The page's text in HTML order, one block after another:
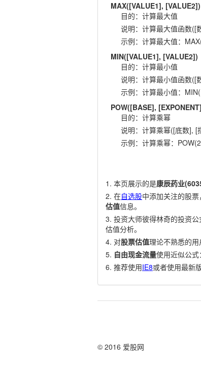
MAX([VALUE1], [VALUE2])
目的： 计算最大值
说明： 计算最大值函数([
示例： 计算最大值：
MIN([VALUE1], [VALUE2])
目的： 计算最小值
说明： 计算最小值函数([
示例： 计算最小值：
POW([BASE],
目的： 计算乘幂
说明： 计算乘幂([底数], [
示例： 计算乘幂：
本页展示的是康辰药业
在自选股中添加关注的股
估值信息。
投资大师彼得林奇的投资
估值分析。
对股票估值理论不熟悉的
自由现金流量使用近似公式
推荐使用IE8或者使用最新
© 2016 爱股网